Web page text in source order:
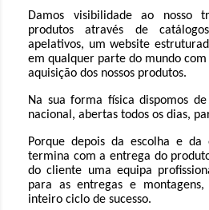
Damos visibilidade ao nosso
produtos através de
apelativos, um website
em qualquer parte do mundo
aquisição dos nossos produtos.
Na sua forma física dispomos
nacional, abertas todos os dias,
Porque depois da escolha e da
termina com a entrega do
do cliente uma equipa
para as entregas e
inteiro ciclo de sucesso.